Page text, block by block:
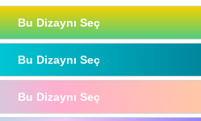
Bu Dizaynı Seç
Bu Dizaynı Seç
Bu Dizaynı Seç